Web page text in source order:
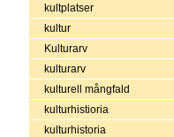
kultplatser
kultur
Kulturarv
kulturarv
kulturell mångfald
kulturhistioria
kulturhistoria